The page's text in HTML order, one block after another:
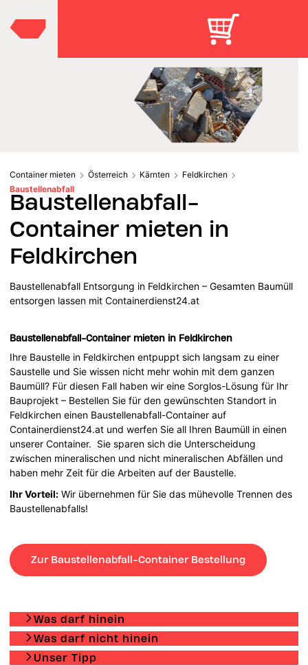
Container mieten Österreich Kärnten
Feldkirchen
Baustellenabfall
Baustellenabfall-
Container mieten in
Feldkirchen
Baustellenabfall Entsorgung in Feldkirchen – Gesamten Baumüll
entsorgen lassen mit Containerdienst24.at
Baustellenabfall-Container mieten in Feldkirchen
Ihre Baustelle in Feldkirchen entpuppt sich langsam zu einer
Saustelle und Sie wissen nicht mehr wohin mit dem ganzen
Baumüll? Für diesen Fall haben wir eine Sorglos-Lösung für Ihr
Bauprojekt – Bestellen Sie für den gewünschten Standort in
Feldkirchen einen Baustellenabfall-Container auf
Containerdienst24.at und werfen Sie all Ihren Baumüll in einen
unserer Container. Sie sparen sich die Unterscheidung
zwischen mineralischen und nicht mineralischen Abfällen und
haben mehr Zeit für die Arbeiten auf der Baustelle.
Ihr Vorteil: Wir übernehmen für Sie das mühevolle Trennen des
Baustellenabfalls!
Zur Baustellenabfall-Container Bestellung
Was darf hinein
Was darf nicht hinein
Unser Tipp